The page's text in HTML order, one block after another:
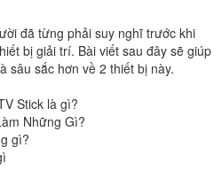
đã từng phải suy nghĩ trước khi
bị giải trí. Bài viết sau đây sẽ giúp
sâu sắc hơn về 2 thiết bị này.
Stick là gì?
Những Gì?
gì?